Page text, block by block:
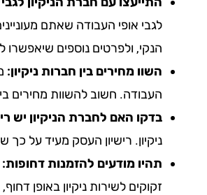
לגבי אופי העבודה שאתם
הנקי, ולפרטים נוספים
השוו מחירים בין חברות ניקיון:
העבודה. חשוב להשוות מחירים
בדקו האם לחברת הניקיון יש
ניקיון. רישיון העסק מעיד על
תהיו מודעים להזמנות דחופות:
זקוקים לשירות ניקיון באופן